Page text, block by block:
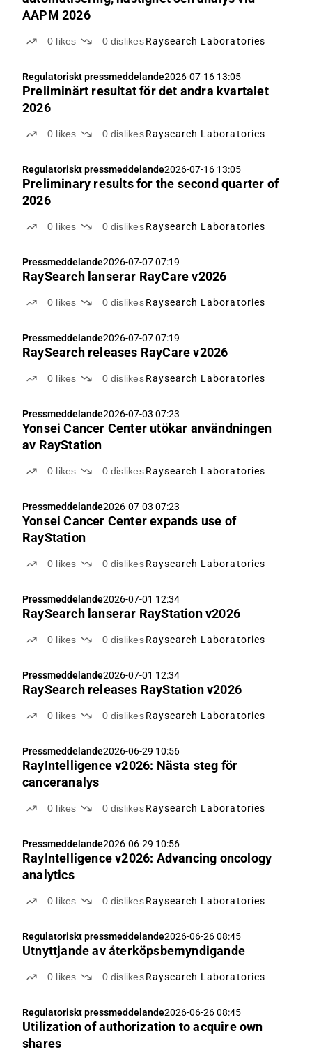
AAPM 2026
0 likes 0 dislikes Raysearch Laboratories
Regulatoriskt pressmeddelande2026-07-16 13:05
Preliminärt resultat för det andra kvartalet
2026
0 likes 0 dislikes Raysearch Laboratories
Regulatoriskt pressmeddelande2026-07-16 13:05
Preliminary results for the second quarter of
2026
0 likes 0 dislikes Raysearch Laboratories
Pressmeddelande2026-07-07 07:19
RaySearch lanserar RayCare v2026
0 likes 0 dislikes Raysearch Laboratories
Pressmeddelande2026-07-07 07:19
RaySearch releases RayCare v2026
0 likes 0 dislikes Raysearch Laboratories
Pressmeddelande2026-07-03 07:23
Yonsei Cancer Center utökar användningen
av RayStation
0 likes 0 dislikes Raysearch Laboratories
Pressmeddelande2026-07-03 07:23
Yonsei Cancer Center expands use of
RayStation
0 likes 0 dislikes Raysearch Laboratories
Pressmeddelande2026-07-01 12:34
RaySearch lanserar RayStation v2026
0 likes 0 dislikes Raysearch Laboratories
Pressmeddelande2026-07-01 12:34
RaySearch releases RayStation v2026
0 likes 0 dislikes Raysearch Laboratories
Pressmeddelande2026-06-29 10:56
RayIntelligence v2026: Nästa steg för
canceranalys
0 likes 0 dislikes Raysearch Laboratories
Pressmeddelande2026-06-29 10:56
RayIntelligence v2026: Advancing oncology
analytics
0 likes 0 dislikes Raysearch Laboratories
Regulatoriskt pressmeddelande2026-06-26 08:45
Utnyttjande av återköpsbemyndigande
0 likes 0 dislikes Raysearch Laboratories
Regulatoriskt pressmeddelande2026-06-26 08:45
Utilization of authorization to acquire own
shares